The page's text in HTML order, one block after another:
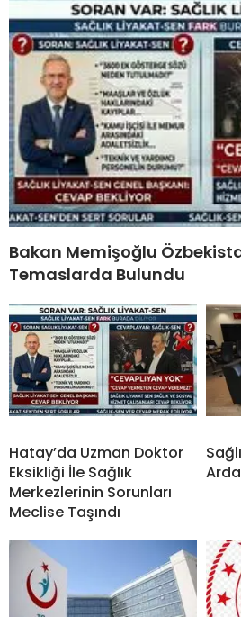
Bakan Memişoğlu
Temaslarda Bulundu
Hatay’da Uzman Doktor
Eksikliği İle Sağlık
Merkezlerinin Sorunları
Meclise Taşındı